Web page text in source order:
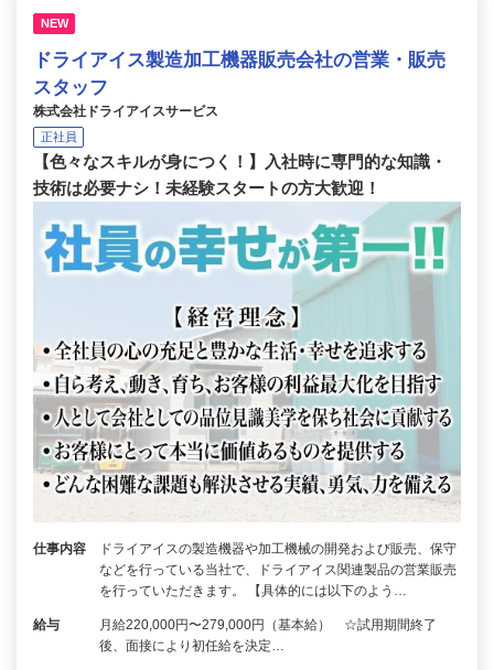
NEW
ドライアイス製造加工機器販売会社の営業・販売
スタッフ
株式会社ドライアイスサービス
正社員
【色々なスキルが身につく！】入社時に専門的な知識・
技術は必要ナシ！未経験スタートの方大歓迎！
仕事内容
ドライアイスの製造機器や加工機械の開発および販売、保守
などを行っている当社で、ドライアイス関連製品の営業販売
を行っていただきます。 【具体的には以下のよう…
給与
月給220,000円〜279,000円（基本給） ☆試用期間終了
後、面接により初任給を決定…